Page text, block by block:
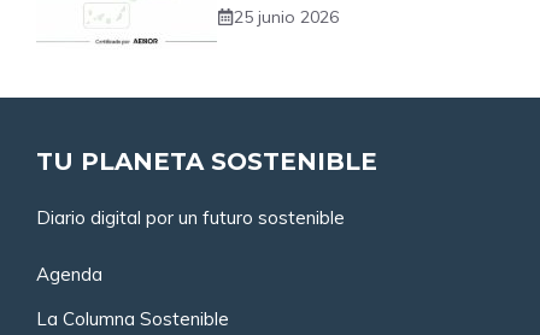
25 junio 2026
TU PLANETA SOSTENIBLE
Diario digital por un futuro sostenible
Agenda
La Columna Sostenible